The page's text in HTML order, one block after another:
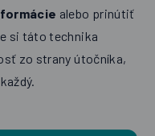
alebo prinútiť
si táto technika
zo strany útočníka,